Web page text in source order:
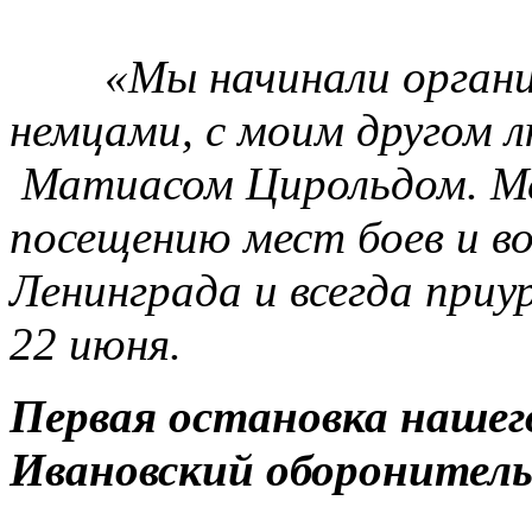
«Мы начинали
немцами, с моим другом
Матиасом Цирольдом.
посещению мест боев и
Ленинграда и всегда
22 июня.
Первая остановка
Ивановский